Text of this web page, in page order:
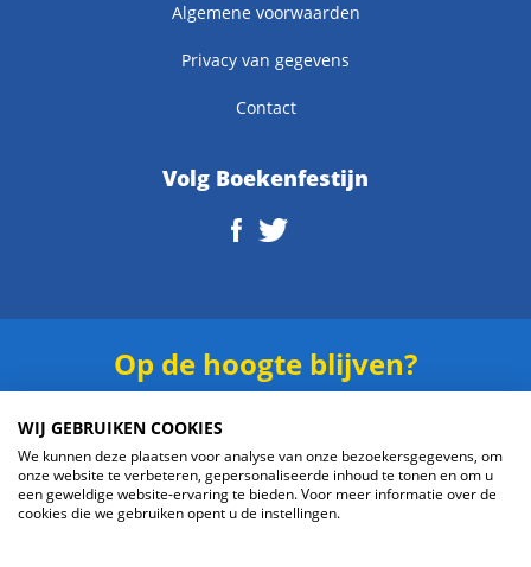
Algemene voorwaarden
Privacy van gegevens
Contact
Volg Boekenfestijn
Op de hoogte blijven?
WIJ GEBRUIKEN COOKIES
We kunnen deze plaatsen voor analyse van onze bezoekersgegevens, om
onze website te verbeteren, gepersonaliseerde inhoud te tonen en om u
een geweldige website-ervaring te bieden. Voor meer informatie over de
cookies die we gebruiken opent u de instellingen.